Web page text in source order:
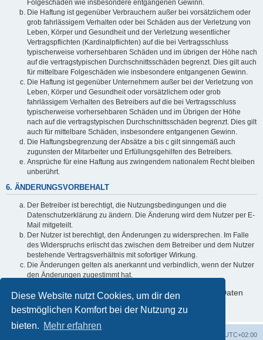
Diese Website nutzt Cookies, um dir den
bestmöglichen Komfort bei der Nutzung zu
bieten. Mehr erfahren
Folgeschäden wie insbesondere entgangenen Gewinn.
Die Haftung ist gegenüber Verbrauchern außer bei vorsätzlichem oder
grob fahrlässigem Verhalten oder bei Schäden aus der Verletzung von
Leben, Körper und Gesundheit und der Verletzung wesentlicher
Vertragspflichten (Kardinalpflichten) auf die bei Vertragsschluss
typischerweise vorhersehbaren Schäden und im übrigen der Höhe nach
auf die vertragstypischen Durchschnittsschäden begrenzt. Dies gilt auch
für mittelbare Folgeschäden wie insbesondere entgangenen Gewinn.
Die Haftung ist gegenüber Unternehmern außer bei der Verletzung von
Leben, Körper und Gesundheit oder vorsätzlichem oder grob
fahrlässigem Verhalten des Betreibers auf die bei Vertragsschluss
typischerweise vorhersehbaren Schäden und im Übrigen der Höhe
nach auf die vertragstypischen Durchschnittsschäden begrenzt. Dies gilt
auch für mittelbare Schäden, insbesondere entgangenen Gewinn.
Die Haftungsbegrenzung der Absätze a bis c gilt sinngemäß auch
zugunsten der Mitarbeiter und Erfüllungsgehilfen des Betreibers.
Ansprüche für eine Haftung aus zwingendem nationalem Recht bleiben
unberührt.
6. ÄNDERUNGSVORBEHALT
Der Betreiber ist berechtigt, die Nutzungsbedingungen und die
Datenschutzerklärung zu ändern. Die Änderung wird dem Nutzer per E-
Mail mitgeteilt.
Der Nutzer ist berechtigt, den Änderungen zu widersprechen. Im Falle
des Widerspruchs erlischt das zwischen dem Betreiber und dem Nutzer
bestehende Vertragsverhältnis mit sofortiger Wirkung.
Die Änderungen gelten als anerkannt und verbindlich, wenn der Nutzer
den Änderungen zugestimmt hat.
Informationen über den Umgang mit deinen persönlichen Daten
sind in der Datenschutzerklärung enthalten.
UTC+02:00